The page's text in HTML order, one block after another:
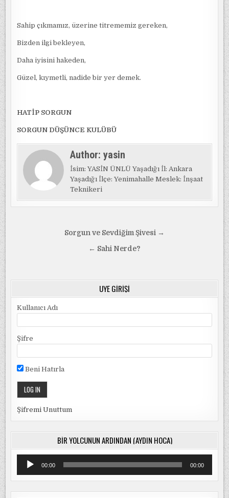
Sahip çıkmamız, üzerine titrememiz gereken,
Bizden ilgi bekleyen,
Daha iyisini hakeden,
Güzel, kıymetli, nadide bir yer demek.
HATİP SORGUN
SORGUN DÜŞÜNCE KULÜBÜ
Author:yasin
İsim: YASİN ÜNLÜ Yaşadığı İl: Ankara
Yaşadığı İlçe: Yenimahalle Meslek: İnşaat
Teknikeri
Sorgun ve Sevdiğim Şivesi →
← Sahi Nerde?
ÜYE GIRIŞI
Kullanıcı Adı
Şifre
Beni Hatırla
Şifremi Unuttum
BIR YOLCUNUN ARDINDAN (AYDIN HOCA)
Ses
oynatıcı00:00 00:00